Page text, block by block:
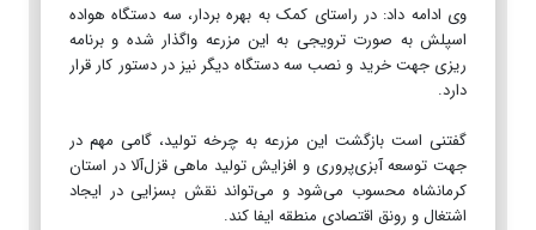
وی ادامه داد: در راستای کمک به بهره بردار، سه دستگاه هواده
اسپلش به صورت ترویجی به این مزرعه واگذار شده و برنامه
ریزی جهت خرید و نصب سه دستگاه دیگر نیز در دستور کار قرار
دارد.
گفتنی است بازگشت این مزرعه به چرخه تولید، گامی مهم در
جهت توسعه آبزی‌پروری و افزایش تولید ماهی قزل‌آلا در استان
کرمانشاه محسوب می‌شود و می‌تواند نقش بسزایی در ایجاد
اشتغال و رونق اقتصادی منطقه ایفا کند.